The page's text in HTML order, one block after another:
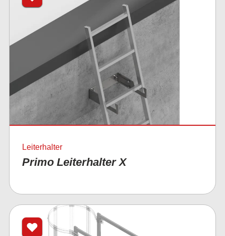
Leiterhalter
Primo Leiterhalter X